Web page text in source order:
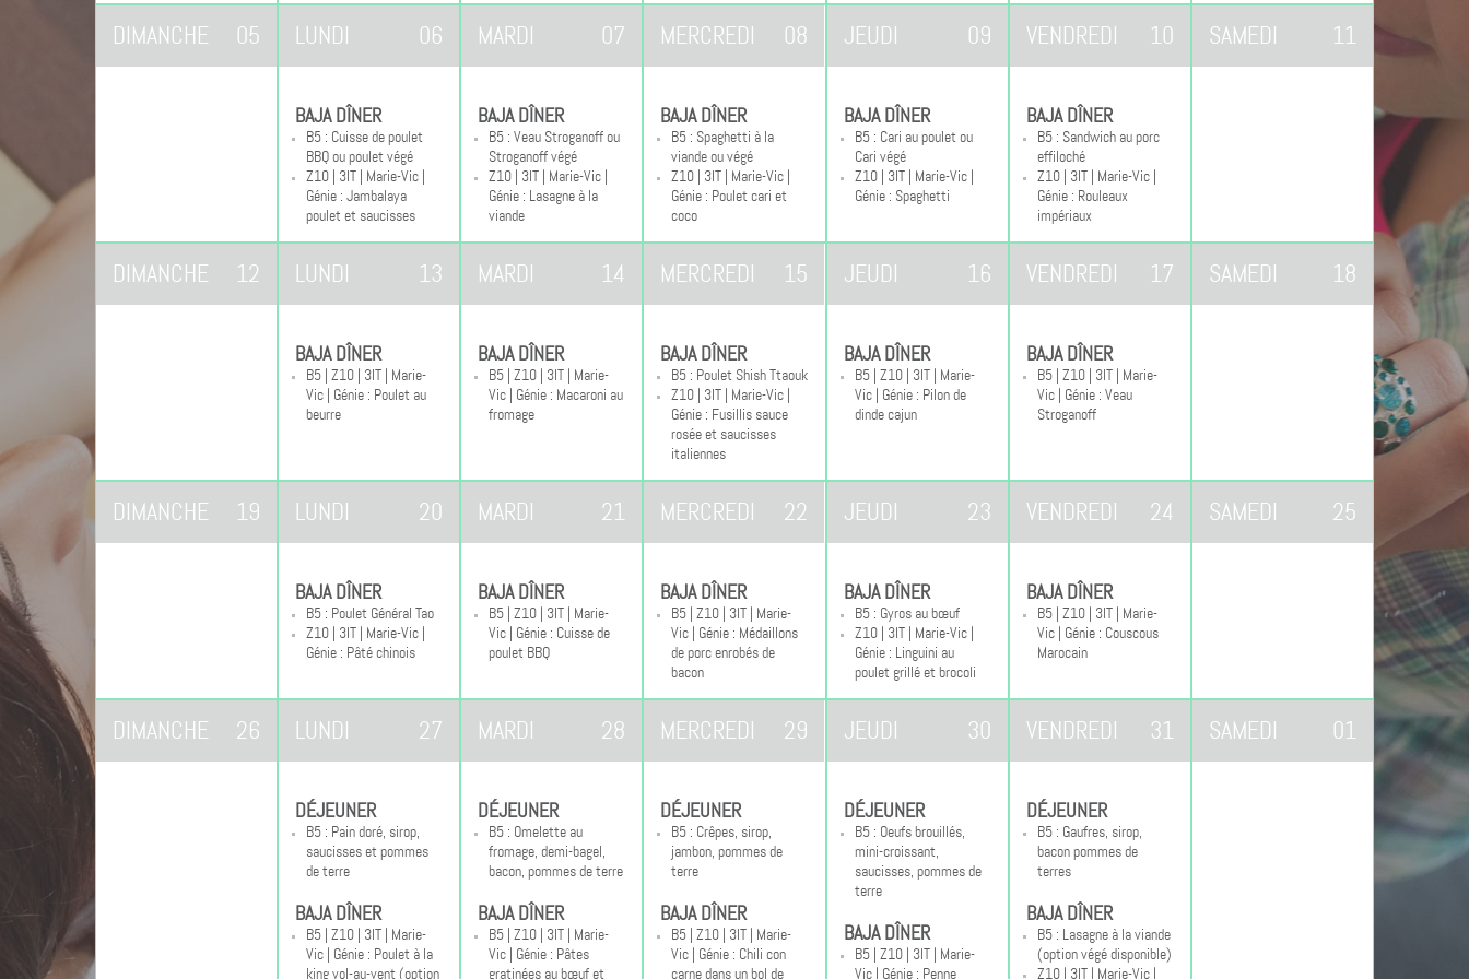
DIMANCHE 05 LUNDI 06
BAJA DÎNER
B5 : Cuisse de poulet
BBQ ou poulet végé
Z10 | 3IT | Marie-Vic |
Génie : Jambalaya
poulet et saucisses
MARDI 07
BAJA DÎNER
B5 : Veau Stroganoff ou
Stroganoff végé
Z10 | 3IT | Marie-Vic |
Génie : Lasagne à la
viande
MERCREDI 08
BAJA DÎNER
B5 : Spaghetti à la
viande ou végé
Z10 | 3IT | Marie-Vic |
Génie : Poulet cari et
coco
JEUDI 09
BAJA DÎNER
B5 : Cari au poulet ou
Cari végé
Z10 | 3IT | Marie-Vic |
Génie : Spaghetti
VENDREDI 10
BAJA DÎNER
B5 : Sandwich au porc
effiloché
Z10 | 3IT | Marie-Vic |
Génie : Rouleaux
impériaux
SAMEDI 11
DIMANCHE 12 LUNDI 13
BAJA DÎNER
B5 | Z10 | 3IT | Marie-
Vic | Génie : Poulet au
beurre
MARDI 14
BAJA DÎNER
B5 | Z10 | 3IT | Marie-
Vic | Génie : Macaroni au
fromage
MERCREDI 15
BAJA DÎNER
B5 : Poulet Shish Ttaouk
Z10 | 3IT | Marie-Vic |
Génie : Fusillis sauce
rosée et saucisses
italiennes
JEUDI 16
BAJA DÎNER
B5 | Z10 | 3IT | Marie-
Vic | Génie : Pilon de
dinde cajun
VENDREDI 17
BAJA DÎNER
B5 | Z10 | 3IT | Marie-
Vic | Génie : Veau
Stroganoff
SAMEDI 18
DIMANCHE 19 LUNDI 20
BAJA DÎNER
B5 : Poulet Général Tao
Z10 | 3IT | Marie-Vic |
Génie : Pâté chinois
MARDI 21
BAJA DÎNER
B5 | Z10 | 3IT | Marie-
Vic | Génie : Cuisse de
poulet BBQ
MERCREDI 22
BAJA DÎNER
B5 | Z10 | 3IT | Marie-
Vic | Génie : Médaillons
de porc enrobés de
bacon
JEUDI 23
BAJA DÎNER
B5 : Gyros au bœuf
Z10 | 3IT | Marie-Vic |
Génie : Linguini au
poulet grillé et brocoli
VENDREDI 24
BAJA DÎNER
B5 | Z10 | 3IT | Marie-
Vic | Génie : Couscous
Marocain
SAMEDI 25
DIMANCHE 26 LUNDI 27
DÉJEUNER
B5 : Pain doré, sirop,
saucisses et pommes
de terre
BAJA DÎNER
B5 | Z10 | 3IT | Marie-
Vic | Génie : Poulet à la
king vol-au-vent (option
MARDI 28
DÉJEUNER
B5 : Omelette au
fromage, demi-bagel,
bacon, pommes de terre
BAJA DÎNER
B5 | Z10 | 3IT | Marie-
Vic | Génie : Pâtes
gratinées au bœuf et
MERCREDI 29
DÉJEUNER
B5 : Crêpes, sirop,
jambon, pommes de
terre
BAJA DÎNER
B5 | Z10 | 3IT | Marie-
Vic | Génie : Chili con
carne dans un bol de
JEUDI 30
DÉJEUNER
B5 : Oeufs brouillés,
mini-croissant,
saucisses, pommes de
terre
BAJA DÎNER
B5 | Z10 | 3IT | Marie-
Vic | Génie : Penne
VENDREDI 31
DÉJEUNER
B5 : Gaufres, sirop,
bacon pommes de
terres
BAJA DÎNER
B5 : Lasagne à la viande
(option végé disponible)
Z10 | 3IT | Marie-Vic |
SAMEDI 01